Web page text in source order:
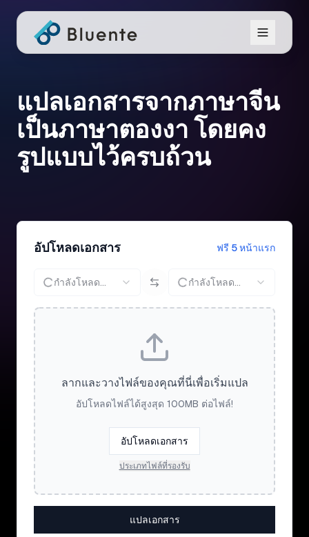
แปลเอกสารจากภาษาจีน
เป็นภาษาตองงา โดยคง
รูปแบบไว้ครบถ้วน
อัปโหลดเอกสาร ฟรี 5 หน้าแรก
กำลังโหลด... กำลังโหลด...
ลากและวางไฟล์ของคุณที่นี่เพื่อเริ่มแปล
อัปโหลดไฟล์ได้สูงสุด 100MB ต่อไฟล์!
อัปโหลดเอกสาร
ประเภทไฟล์ที่รองรับ
แปลเอกสาร